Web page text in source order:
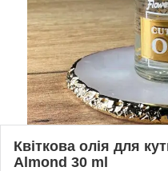
Квіткова олія для
Almond 30 ml